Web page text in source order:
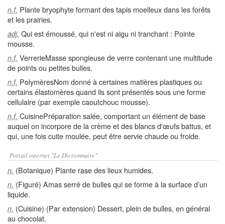
n.f. Plante bryophyte formant des tapis moelleux dans les forêts
et les prairies.
adj. Qui est émoussé, qui n'est ni aigu ni tranchant : Pointe
mousse.
n.f. VerrerieMasse spongieuse de verre contenant une multitude
de points ou petites bulles.
n.f. PolymèresNom donné à certaines matières plastiques ou
certains élastomères quand ils sont présentés sous une forme
cellulaire (par exemple caoutchouc mousse).
n.f. CuisinePréparation salée, comportant un élément de base
auquel on incorpore de la crème et des blancs d'œufs battus, et
qui, une fois cuite moulée, peut être servie chaude ou froide.
Portail internet "Le Dictionnaire"
n. (Botanique) Plante rase des lieux humides.
n. (Figuré) Amas serré de bulles qui se forme à la surface d’un
liquide.
n. (Cuisine) (Par extension) Dessert, plein de bulles, en général
au chocolat.